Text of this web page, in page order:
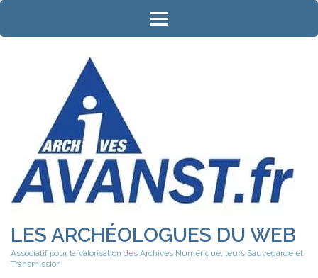
Aller
contenu
LES ARCHÉOLOGUES DU WEB
Associatif pour la Valorisation des Archives Numérique, leurs Sauvegarde et
Transmission.